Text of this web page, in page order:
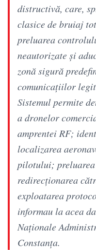
distructivă, care,
clasice de bruiaj
preluarea
neautorizate şi
zonă sigură
comunicaţiilor
Sistemul permite
a dronelor
amprentei RF;
localizarea
pilotului;
redirecţionarea
exploatarea
informau la acea
Naţionale
Constanţa.